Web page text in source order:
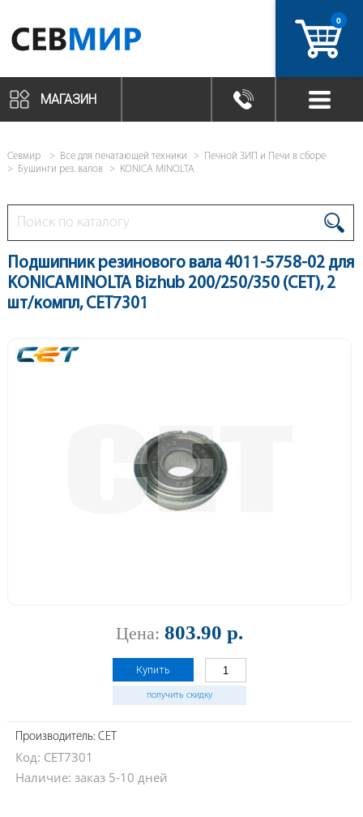
0
МАГАЗИН
Севмир Все для печатающей техники
Печной ЗИП и Печи в сборе
Бушинги рез. валов
KONICA MINOLTA
Подшипник резинового вала 4011-5758-02 для
KONICAMINOLTA Bizhub 200/250/350 (CET), 2
шт/компл, CET7301
Цена: 803.90 р.
Купить
получить скидку
Производитель: CET
Код: CET7301
Наличие: заказ 5-10 дней